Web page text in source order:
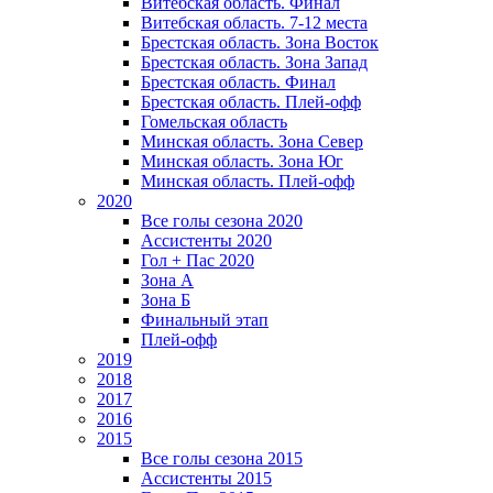
Витебская область. 7-12 места
Брестская область. Зона Восток
Брестская область. Зона Запад
Брестская область. Финал
Брестская область. Плей-офф
Гомельская область
Минская область. Зона Север
Минская область. Зона Юг
Минская область. Плей-офф
2020
Все голы сезона 2020
Ассистенты 2020
Гол + Пас 2020
Зона А
Зона Б
Финальный этап
Плей-офф
2019
2018
2017
2016
2015
Все голы сезона 2015
Ассистенты 2015